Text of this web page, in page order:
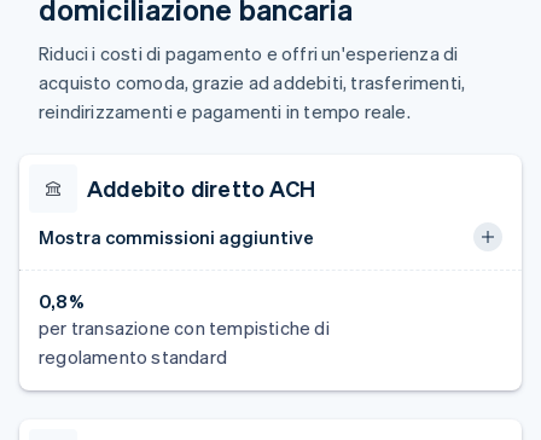
domiciliazione bancaria
Riduci i costi di pagamento e offri un'esperienza di
acquisto comoda, grazie ad addebiti, trasferimenti,
reindirizzamenti e pagamenti in tempo reale.
Addebito diretto ACH
0,8%
per transazione con tempistiche di
regolamento standard
Mostra commissioni aggiuntive